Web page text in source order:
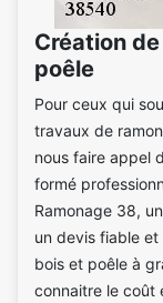
Création
poêle
Pour ceux qui
travaux de
nous faire appel
formé
Ramonage 38,
un devis fiable
bois et poêle à
connaitre le coût